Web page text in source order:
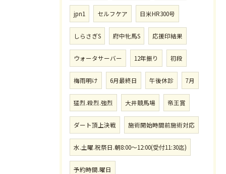
jpn1 セルフケア 日米HR300号
しらさぎS 府中牝馬S 応援印結果
ウォータサーバー 12年振り 初段
梅雨明け 6月最終日 午後休診 7月
猛烈.殺烈.強烈 大井競馬場 帝王賞
ダート頂上決戦 施術開始時間前施術対応
水.土曜.祝祭日.朝8:00〜12:00(受付11:30迄)
予約時間.曜日